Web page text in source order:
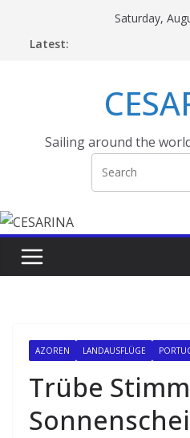
Saturday,
Latest:
Sailing around the
AZOREN LANDAUSFLÜGE
Trübe